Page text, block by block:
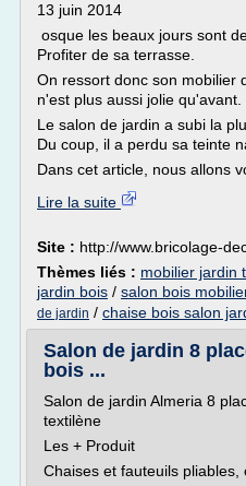
13 juin 2014
osque les beaux jours sont
Profiter de sa terrasse.
On ressort donc son mobilier
n'est plus aussi jolie qu'avant.
Le salon de jardin a subi la
Du coup, il a perdu sa teinte
Dans cet article, nous allons
Lire la suite
Site : http://www.bricolage-
Thèmes liés : mobilier jardin
jardin bois / salon bois
de jardin / chaise bois salon
Salon de jardin 8
bois ...
Salon de jardin Almeria 8
textilène
Les + Produit
Chaises et fauteuils pliables,